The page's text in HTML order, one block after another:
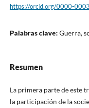
https://orcid.org/0000-
Palabras clave: Guerra,
Resumen
La primera parte de este
la participación de la